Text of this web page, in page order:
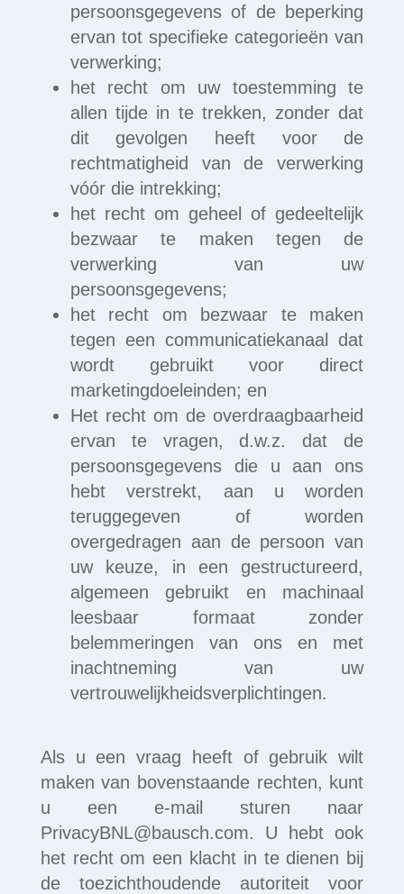
persoonsgegevens of de beperking
ervan tot specifieke categorieën van
verwerking;
het recht om uw toestemming te
allen tijde in te trekken, zonder dat
dit gevolgen heeft voor de
rechtmatigheid van de verwerking
vóór die intrekking;
het recht om geheel of gedeeltelijk
bezwaar te maken tegen de
verwerking van uw
persoonsgegevens;
het recht om bezwaar te maken
tegen een communicatiekanaal dat
wordt gebruikt voor direct
marketingdoeleinden; en
Het recht om de overdraagbaarheid
ervan te vragen, d.w.z. dat de
persoonsgegevens die u aan ons
hebt verstrekt, aan u worden
teruggegeven of worden
overgedragen aan de persoon van
uw keuze, in een gestructureerd,
algemeen gebruikt en machinaal
leesbaar formaat zonder
belemmeringen van ons en met
inachtneming van uw
vertrouwelijkheidsverplichtingen.
Als u een vraag heeft of gebruik wilt
maken van bovenstaande rechten, kunt
u een e-mail sturen naar
PrivacyBNL@bausch.com. U hebt ook
het recht om een klacht in te dienen bij
de toezichthoudende autoriteit voor